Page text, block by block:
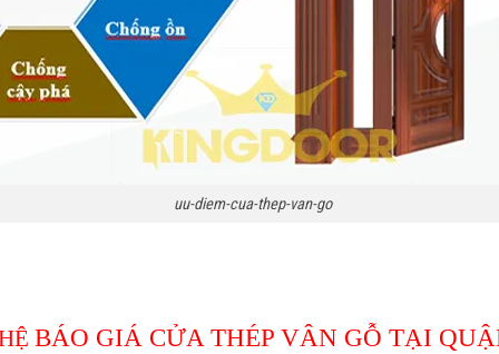
uu-diem-cua-thep-van-go
BÁO GIÁ CỬA THÉP VÂN GỖ TẠI